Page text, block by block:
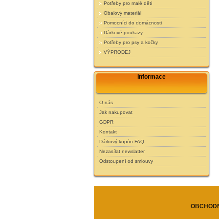
Potřeby pro malé děti
Obalový materiál
Pomocníci do domácnosti
Dárkové poukazy
Potřeby pro psy a kočky
VÝPRODEJ
Informace
O nás
Jak nakupovat
GDPR
Kontakt
Dárkový kupón FAQ
Nezasílat newslatter
Odstoupení od smlouvy